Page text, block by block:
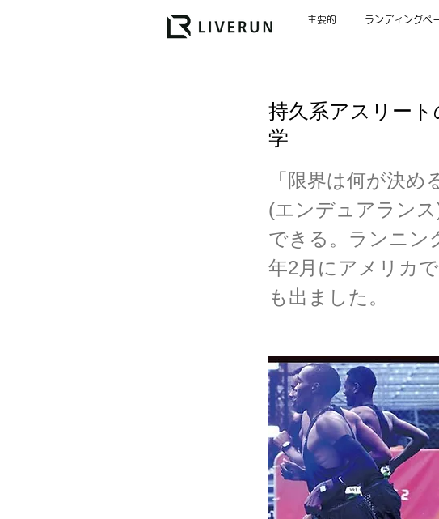
主要的 ランディングペ
持久系アスリー
学
「限界は何が決
(エンデュアラン
できる。ランニ
年2月にアメリカ
も出ました。